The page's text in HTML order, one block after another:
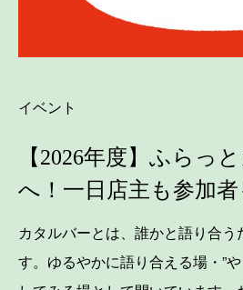
イベント
【2026年度】ふらっ
へ！一日店主も参加者
カタルバーとは、誰かと語り合
す。ゆるやかに語り合える場・”